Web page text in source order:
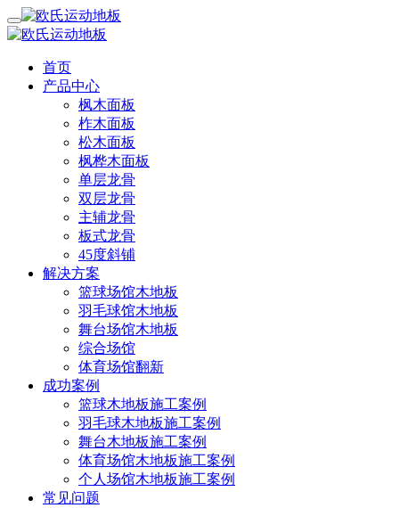
首页
产品中心
枫木面板
柞木面板
松木面板
枫桦木面板
单层龙骨
双层龙骨
主辅龙骨
板式龙骨
45度斜铺
解决方案
篮球场馆木地板
羽毛球馆木地板
舞台场馆木地板
综合场馆
体育场馆翻新
成功案例
篮球木地板施工案例
羽毛球木地板施工案例
舞台木地板施工案例
体育场馆木地板施工案例
个人场馆木地板施工案例
常见问题